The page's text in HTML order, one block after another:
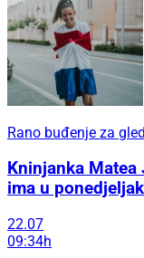
Rano buđenje za
Kninjanka
ima u
22.07
09:34h